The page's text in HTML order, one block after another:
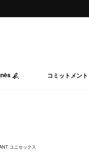
コミットメント
ユニセックス